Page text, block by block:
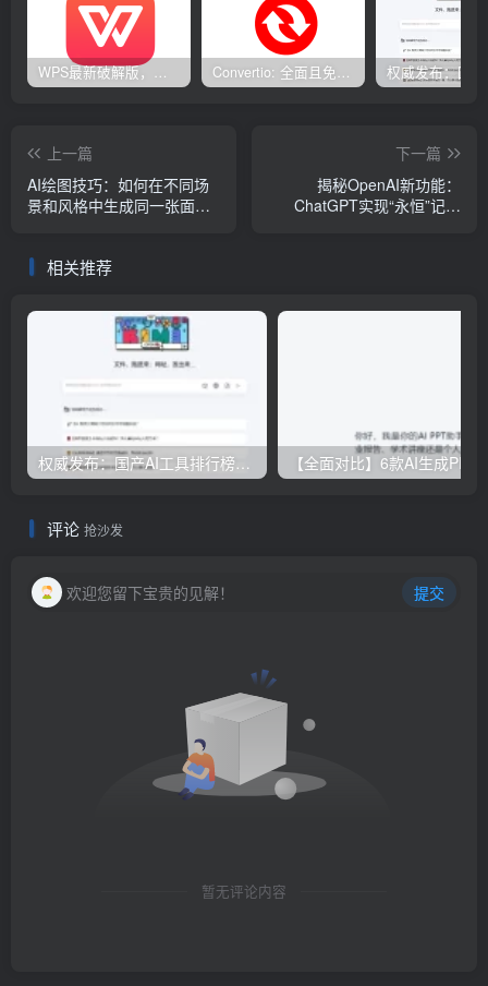
WPS最新破解版，已永久激活，无限制使用！ Convertio: 全面且免费的在线文件转换工具
上一篇
AI绘图技巧：如何在不同场
景和风格中生成同一张面容
下一篇
揭秘OpenAI新功能：
ChatGPT实现“永恒”记忆
相关推荐
权威发布：国产AI工具排行榜TOP10，必备神器一览无余
评论 抢沙发
欢迎您留下宝贵的见解！ 提交
暂无评论内容